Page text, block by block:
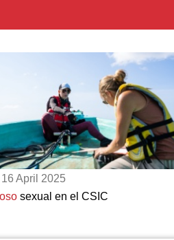
16 April 2025
sexual en el CSIC